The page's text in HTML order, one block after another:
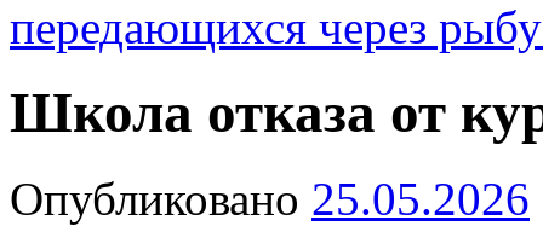
передающихся через
Школа отказа от
Опубликовано 25.05.2026